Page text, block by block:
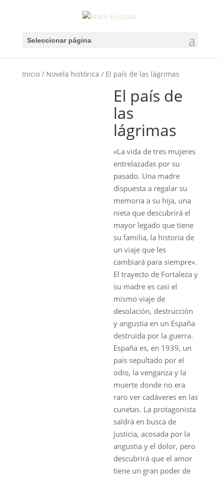
Seleccionar página
Inicio/ Novela histórica / El país de las lágrimas
El país de
las
lágrimas
«La vida de tres mujeres
entrelazadas por su
pasado. Una madre
dispuesta a regalar su
memoria a su hija, una
nieta que descubrirá el
mayor legado que tiene
su familia, la historia de
un viaje que les
cambiará para siempre».
El trayecto de Fortaleza y
su madre es casi el
mismo viaje de
desolación, destrucción
y angustia en un España
destruida por la guerra.
España es, en 1939, un
país sepultado por el
odio, la venganza y la
muerte donde no era
raro ver cadáveres en las
cunetas. La protagonista
saldrá en busca de
justicia, acosada por la
angustia y el dolor, pero
descubrirá que el amor
tiene un gran poder de